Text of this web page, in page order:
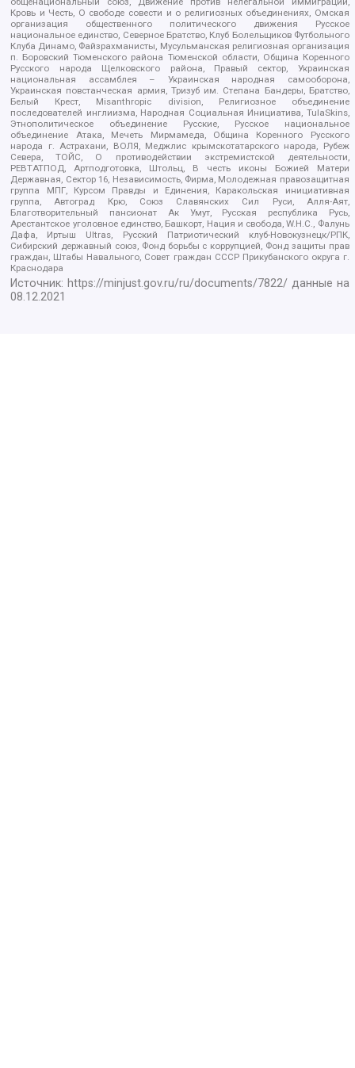
Кровь и Честь, О свободе совести и о религиозных объединениях, Омская
организация общественного политического движения Русское
национальное единство, Северное Братство, Клуб Болельщиков Футбольного
Клуба Динамо, Файзрахманисты, Мусульманская религиозная организация
п. Боровский Тюменского района Тюменской области, Община Коренного
Русского народа Щелковского района, Правый сектор, Украинская
национальная ассамблея – Украинская народная самооборона,
Украинская повстанческая армия, Тризуб им. Степана Бандеры, Братство,
Белый Крест, Misanthropic division, Религиозное объединение
последователей инглиизма, Народная Социальная Инициатива, TulaSkins,
Этнополитическое объединение Русские, Русское национальное
объединение Атака, Мечеть Мирмамеда, Община Коренного Русского
народа г. Астрахани, ВОЛЯ, Меджлис крымскотатарского народа, Рубеж
Севера, ТОЙС, О противодействии экстремистской деятельности,
РЕВТАТПОД, Артподготовка, Штольц, В честь иконы Божией Матери
Державная, Сектор 16, Независимость, Фирма, Молодежная правозащитная
группа МПГ, Курсом Правды и Единения, Каракольская инициативная
группа, Автоград Крю, Союз Славянских Сил Руси, Алля-Аят,
Благотворительный пансионат Ак Умут, Русская республика Русь,
Арестантское уголовное единство, Башкорт, Нация и свобода, W.H.С., Фалунь
Дафа, Иртыш Ultras, Русский Патриотический клуб-Новокузнецк/РПК,
Сибирский державный союз, Фонд борьбы с коррупцией, Фонд защиты прав
граждан, Штабы Навального, Совет граждан СССР Прикубанского округа г.
Краснодара
Источник: https://minjust.gov.ru/ru/documents/7822/ данные на
08.12.2021